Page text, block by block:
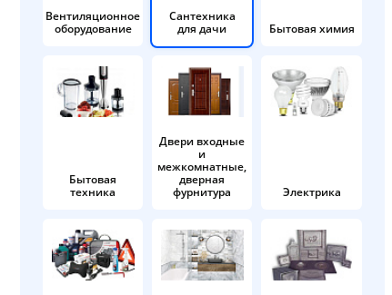
Вентиляционное
оборудование
Сантехника
для дачи
Бытовая химия
Бытовая
техника
Двери входные
и
межкомнатные,
дверная
фурнитура
Электрика